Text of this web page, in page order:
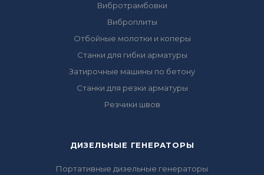
Вибротрамбовки
Виброплиты
Отбойные молотки и коперы
Станки для гибки арматуры
Затирочные машины по бетону
Станки для резки арматуры
Резчики швов
ДИЗЕЛЬНЫЕ ГЕНЕРАТОРЫ
Портативные дизельные генераторы